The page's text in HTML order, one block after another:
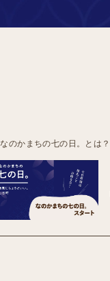
なのかまちの七の日。とは？